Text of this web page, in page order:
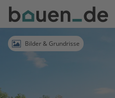
Bauen
Logo
AnmeldenBilder & Grundrisse